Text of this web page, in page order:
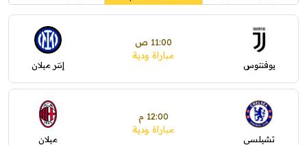
يوفنتوس
11:00 ص
مباراة ودية
إنتر ميلان
تشيلسي
12:00 م
مباراة ودية
ميلان